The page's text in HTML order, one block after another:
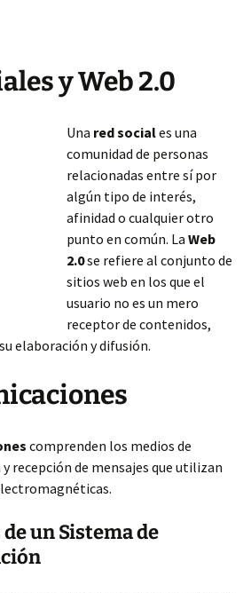
y Web 2.0
Una red sociales una
comunidad de personas
relacionadas entre sí por
algún tipo de interés,
afinidad o cualquier otro
punto en común. La Web
2.0se refiere al conjunto de
sitios web en los que el
usuario no es un mero
receptor de contenidos,
elaboración y difusión.
comprenden los medios de
recepción de mensajes que utilizan
de un Sistema de